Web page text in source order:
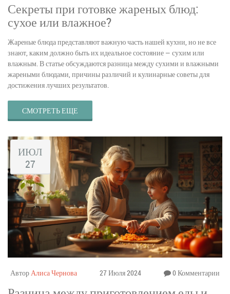
Секреты при готовке жареных блюд:
сухое или влажное?
Жареные блюда представляют важную часть нашей кухни, но не все
знают, каким должно быть их идеальное состояние — сухим или
влажным. В статье обсуждаются разница между сухими и влажными
жареными блюдами, причины различий и кулинарные советы для
достижения лучших результатов.
СМОТРЕТЬ ЕЩЕ
ИЮЛ
27
Автор Алиса Чернова 27 Июля 2024 0 Комментарии